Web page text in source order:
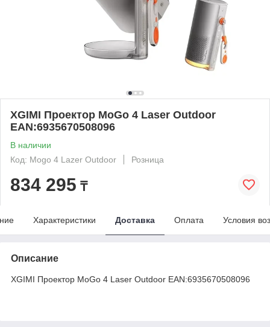
XGIMI Проектор MoGo 4 Laser Outdoor
EAN:6935670508096
В наличии
Код: Mogo 4 Lazer Outdoor
Розница
834 295 ₸
Характеристики Доставка Оплата Условия
Описание
XGIMI Проектор MoGo 4 Laser Outdoor EAN:6935670508096